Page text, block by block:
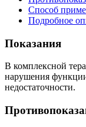
Способ
Подробное
Показания
В комплексной
нарушения
недостаточности.